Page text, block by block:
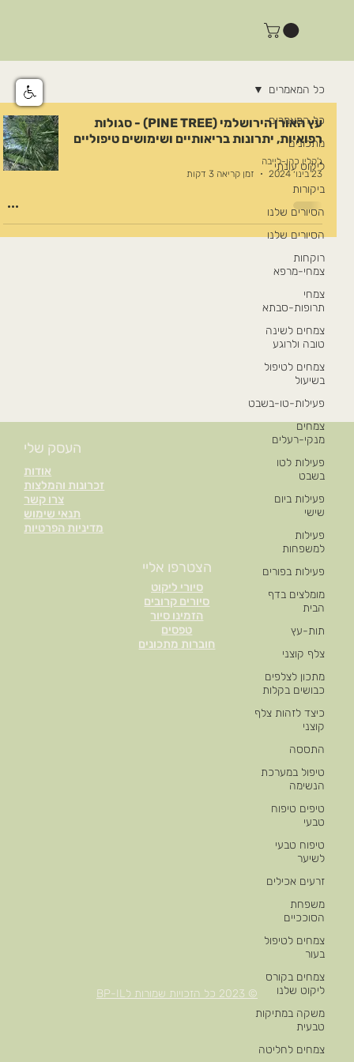
כל המאמרים
מתכונים
ליקוט עונתי
ביקורות
הסיורים שלנו
הסיורים שלנו
רוקחות
צמחי-מרפא
צמחי
תרופות-סבתא
צמחים לשינה
טובה ולרוגע
צמחים לטיפול
בשיעול
פעילות-טו-בשבט
צמחים
מנקי-רעלים
פעילות לטו
בשבט
פעילות ביום
שישי
פעילות
למשפחות
פעילות בפורים
מומלצים בדף
הבית
תות-עץ
צלף קוצני
מתכון לצלפים
כבושים בקלות
כיצד לזהות צלף
קוצני
התססה
טיפול במערכת
הנשימה
טיפים טיפוח
טבעי
טיפוח טבעי
לשיער
זרעים אכילים
משפחת
הסוככיים
צמחים לטיפול
בעור
צמחים בקורס
ליקוט שלנו
משקה במתיקות
טבעית
צמחים לחליטה
כל המאמרים
עץ האורן הירושלמי (PINE TREE) - סגולות
רפואיות, יתרונות בריאותיים ושימושים טיפוליים
ג'קלין כהן-לייבה
23 בינו׳ 2024
זמן קריאה 3 דקות
אודות
זכרונות והמלצות
צרו קשר
תנאי שימוש
מדיניות הפרטיות
העסק שלי
סיורי ליקוט
סיורים קרובים
הזמינו סיור
טפסים
חוברות מתכונים
הצטרפו אליי
© 2023 כל הזכויות שמורות לBP-IL